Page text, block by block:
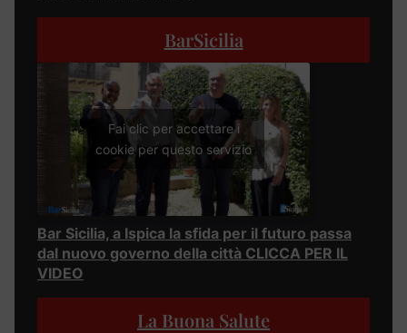
BarSicilia
Fai clic per accettare i
cookie per questo servizio
Bar Sicilia, a Ispica la sfida per il futuro passa
dal nuovo governo della città CLICCA PER IL
VIDEO
La Buona Salute